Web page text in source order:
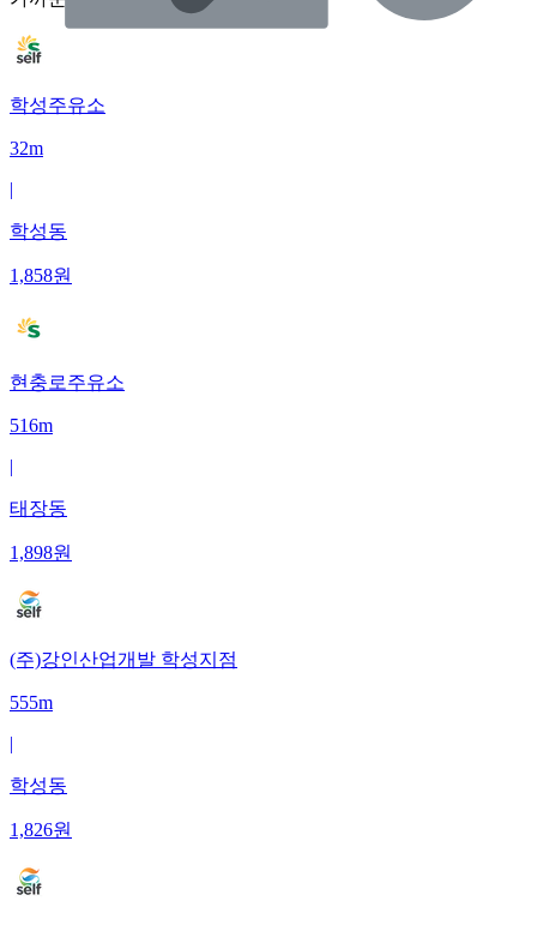
학성주유소
32m
|
학성동
1,858원
현충로주유소
516m
|
태장동
1,898원
(주)강인산업개발 학성지점
555m
|
학성동
1,826원